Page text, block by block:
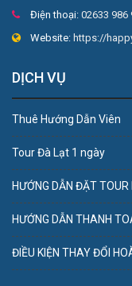
Điện thoại: 02633 986
Website: https://
DỊCH VỤ
Thuê Hướng Dẫn Viên
Tour Đà Lạt 1 ngày
HƯỚNG DẪN ĐẶT TOUR
HƯỚNG DẪN THANH
ĐIỀU KIỆN THAY ĐỔI